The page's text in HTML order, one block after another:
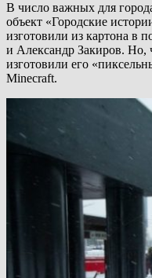
В число важных для
объект «Городские
изготовили из картона в
и Александр Закиров. Но,
изготовили его
Minecraft.